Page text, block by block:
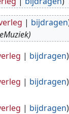
bijdragen
bijdragen
bijdragen
bijdragen